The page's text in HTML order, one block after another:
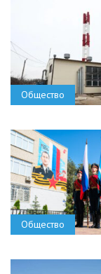
Общество
Общество